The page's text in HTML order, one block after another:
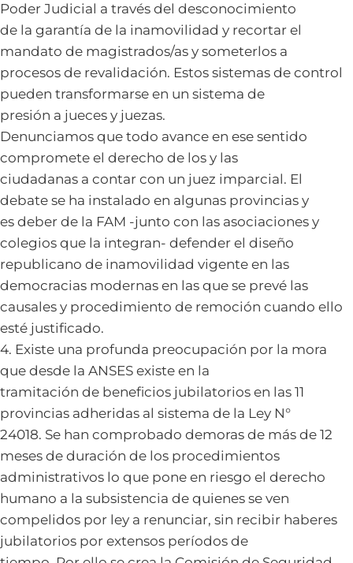
Poder Judicial a través del desconocimiento
de la garantía de la inamovilidad y recortar el
mandato de magistrados/as y someterlos a
procesos de revalidación. Estos sistemas de control
pueden transformarse en un sistema de
presión a jueces y juezas.
Denunciamos que todo avance en ese sentido
compromete el derecho de los y las
ciudadanas a contar con un juez imparcial. El
debate se ha instalado en algunas provincias y
es deber de la FAM -junto con las asociaciones y
colegios que la integran- defender el diseño
republicano de inamovilidad vigente en las
democracias modernas en las que se prevé las
causales y procedimiento de remoción cuando ello
esté justificado.
4. Existe una profunda preocupación por la mora
que desde la ANSES existe en la
tramitación de beneficios jubilatorios en las 11
provincias adheridas al sistema de la Ley N°
24018. Se han comprobado demoras de más de 12
meses de duración de los procedimientos
administrativos lo que pone en riesgo el derecho
humano a la subsistencia de quienes se ven
compelidos por ley a renunciar, sin recibir haberes
jubilatorios por extensos períodos de